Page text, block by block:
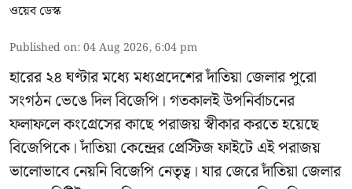
ওয়েব ডেস্ক
Published on:04 Aug 2026, 6:04 pm
হারের ২৪ ঘণ্টার মধ্যে মধ্যপ্রদেশের দাঁতিয়া জেলার পুরো
সংগঠন ভেঙে দিল বিজেপি। গতকালই উপনির্বাচনের
ফলাফলে কংগ্রেসের কাছে পরাজয় স্বীকার করতে হয়েছে
বিজেপিকে। দাঁতিয়া কেন্দ্রের প্রেস্টিজ ফাইটে এই পরাজয়
ভালোভাবে নেয়নি বিজেপি নেতৃত্ব। যার জেরে দাঁতিয়া জেলার